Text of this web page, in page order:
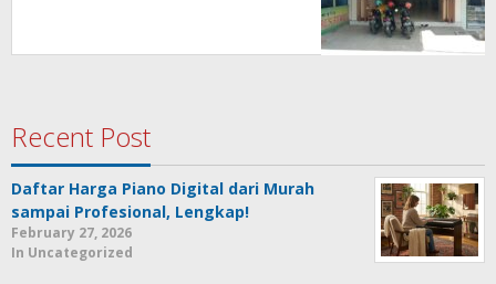
Recent Post
Daftar Harga Piano Digital dari Murah
sampai Profesional, Lengkap!
February 27, 2026
In Uncategorized